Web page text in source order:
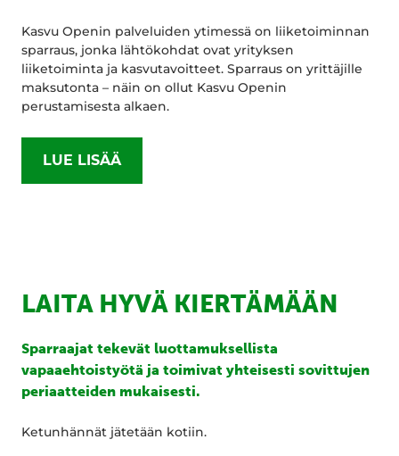
Kasvu Openin palveluiden ytimessä on liiketoiminnan
sparraus, jonka lähtökohdat ovat yrityksen
liiketoiminta ja kasvutavoitteet. Sparraus on yrittäjille
maksutonta – näin on ollut Kasvu Openin
perustamisesta alkaen.
LUE LISÄÄ
LAITA HYVÄ KIERTÄMÄÄN
Sparraajat tekevät luottamuksellista
vapaaehtoistyötä ja toimivat yhteisesti sovittujen
periaatteiden mukaisesti.
Ketunhännät jätetään kotiin.